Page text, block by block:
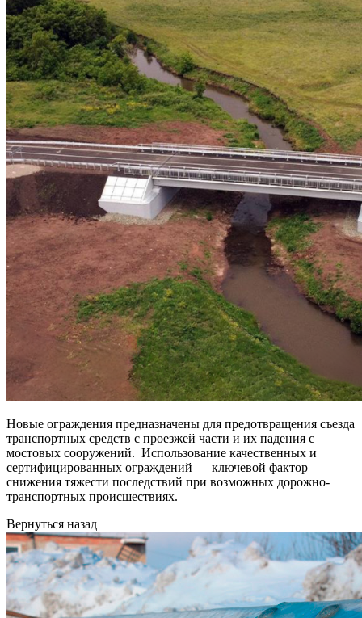
Новые ограждения предназначены для предотвращения съезда
транспортных средств с проезжей части и их падения с
мостовых сооружений. Использование качественных и
сертифицированных ограждений — ключевой фактор
снижения тяжести последствий при возможных дорожно-
транспортных происшествиях.
Вернуться назад